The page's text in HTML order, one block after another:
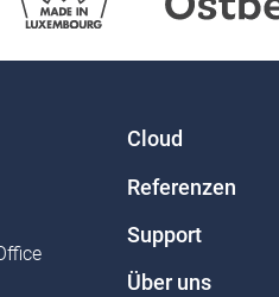
Cloud
Referenzen
Support
Über uns